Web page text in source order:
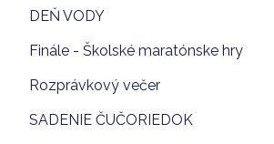
DEŇ VODY
Finále - Školské maratónske hry
Rozprávkový večer
SADENIE ČUČORIEDOK